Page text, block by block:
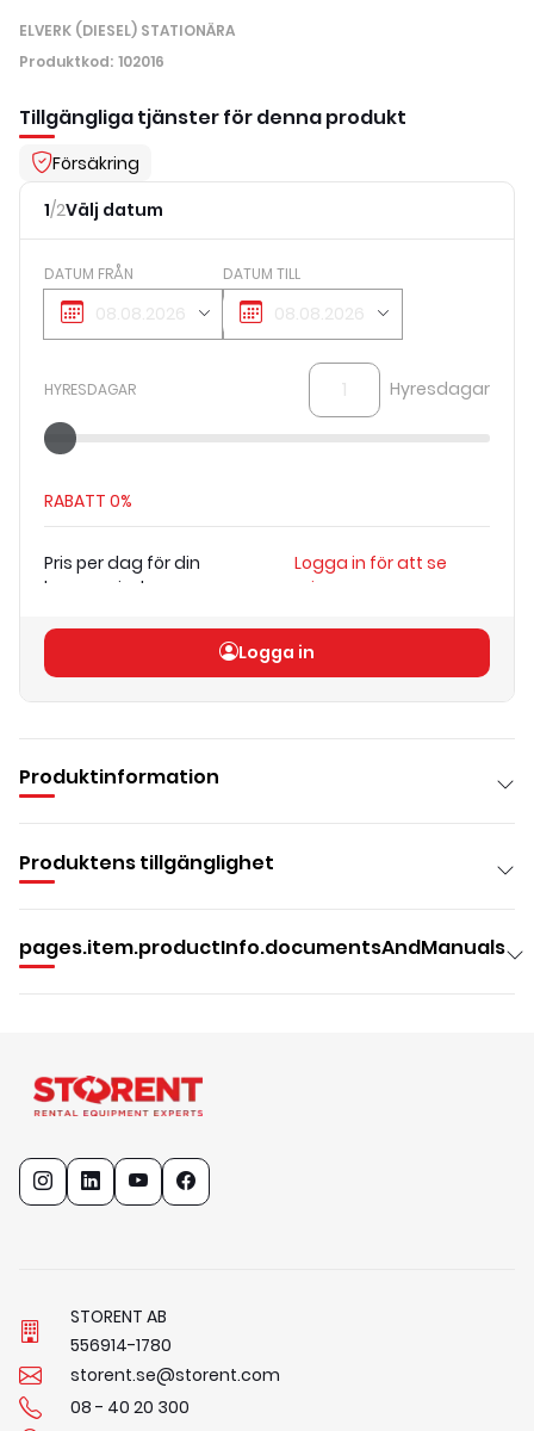
ELVERK (DIESEL) STATIONÄRA
Produktkod: 102016
Tillgängliga tjänster för denna produkt
Försäkring
1/2Välj datum
DATUM FRÅN DATUM TILL
HYRESDAGAR Hyresdagar
RABATT 0%
Pris per dag för din
hyresperiod
Logga in för att se
priser
exkl. moms) Logga in för att se priser
Logga in
Produktinformation
Produktens tillgänglighet
pages.item.productInfo.documentsAndManuals
STORENT AB
556914-1780
storent.se@storent.com
08 - 40 20 300